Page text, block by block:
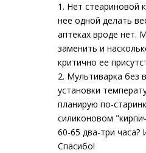
1. Нет стеариновой
нее одной делать
аптеках вроде нет.
заменить и
критично ее
2. Мультиварка без
установки
планирую по-
силиконовом
60-65 два-три часа?
Спасибо!